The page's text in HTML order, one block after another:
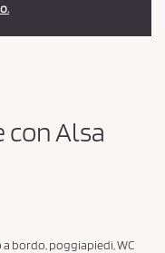
con Alsa
bordo, poggiapiedi, WC